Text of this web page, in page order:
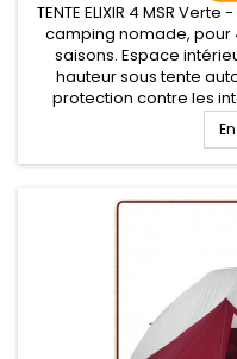
TENTE ELIXIR 4 MSR
camping nomade, pour
saisons. Espace
hauteur sous tente
protection contre les
autoportante d'un très